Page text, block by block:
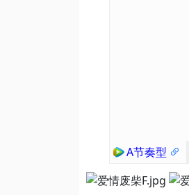
A节奏型